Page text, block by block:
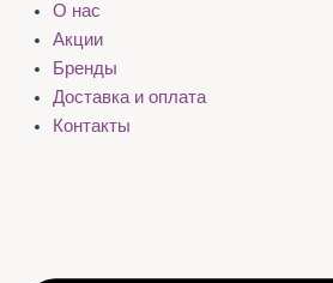
О нас
Акции
Бренды
Доставка и оплата
Контакты